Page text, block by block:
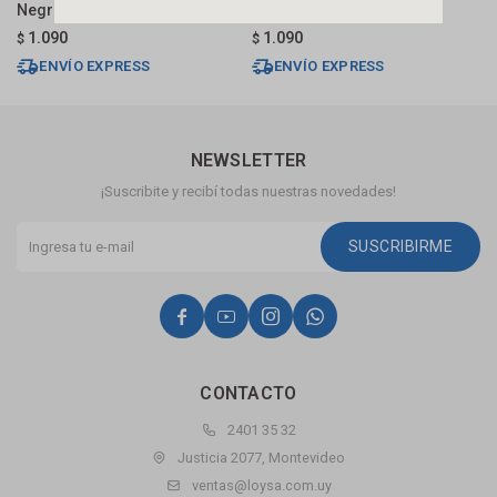
Negro Mate Gc
$ 1.090
ENVÍO EXPRESS
$ 1.090
ENVÍO EXPRESS
CONTACTO
2401 35 32
Justicia 2077, Montevideo
ventas@loysa.com.uy
NEWSLETTER
¡Suscribite y recibí todas nuestras novedades!
SUSCRIBIRME
   